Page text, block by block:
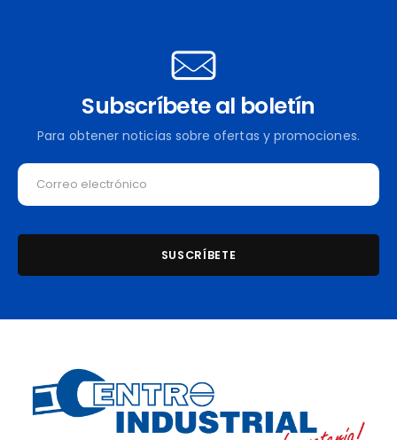
Subscríbete al boletín
Para obtener noticias sobre ofertas y promociones.